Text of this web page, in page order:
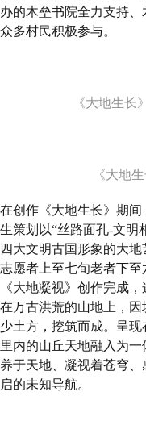
办的木垒书院全力支持
众多村民积极参与。
《大地生长
《大地
在创作《大地生长》期
生策划以“丝路面孔-文明
四大文明古国形象的大
志愿者上至七旬老者下
《大地凝视》创作完成
在万古洪荒的山地上，
少土方，挖筑而成。呈
里内的山丘天地融入为
养于天地、凝视着苍穹
启的未知导航。